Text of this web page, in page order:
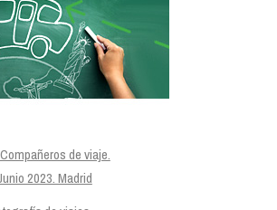
de viaje.
2023. Madrid